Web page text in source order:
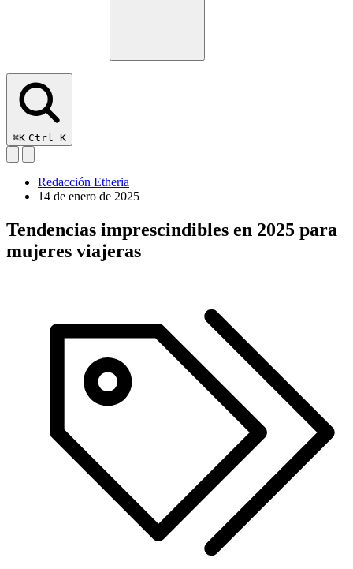
⌘K Ctrl K
Redacción Etheria
14 de enero de 2025
Tendencias imprescindibles en 2025 para
mujeres viajeras